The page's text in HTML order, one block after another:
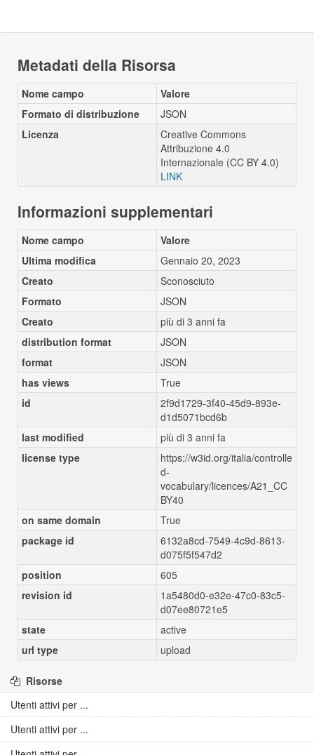
Metadati della Risorsa
Nome campo
Valore
Formato di distribuzione
JSON
Licenza
Creative Commons
Attribuzione 4.0
Internazionale (CC BY 4.0)
LINK
Informazioni supplementari
Nome campo
Valore
Ultima modifica
Gennaio 20, 2023
Creato
Sconosciuto
Formato
JSON
Creato
più di 3 anni fa
distribution format
JSON
format
JSON
has views
True
id
2f9d1729-3f40-45d9-893e-
d1d5071bcd6b
last modified
più di 3 anni fa
license type
https://w3id.org/italia/controlle
d-
vocabulary/licences/A21_CC
BY40
on same domain
True
package id
6132a8cd-7549-4c9d-8613-
d075f5f547d2
position
605
revision id
1a5480d0-e32e-47c0-83c5-
d07ee80721e5
state
active
url type
upload
Risorse
Utenti attivi per ...
Utenti attivi per ...